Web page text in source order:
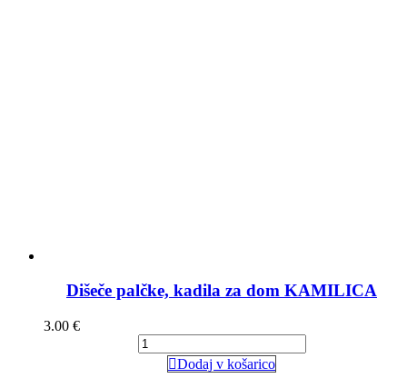
Dišeče palčke, kadila za dom KAMILICA
3.00 €
Dodaj v košarico